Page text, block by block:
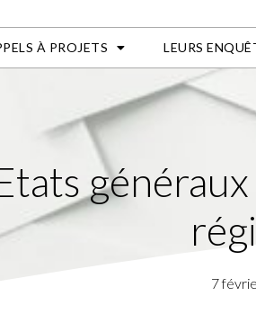
À PROJETS LEURS
7